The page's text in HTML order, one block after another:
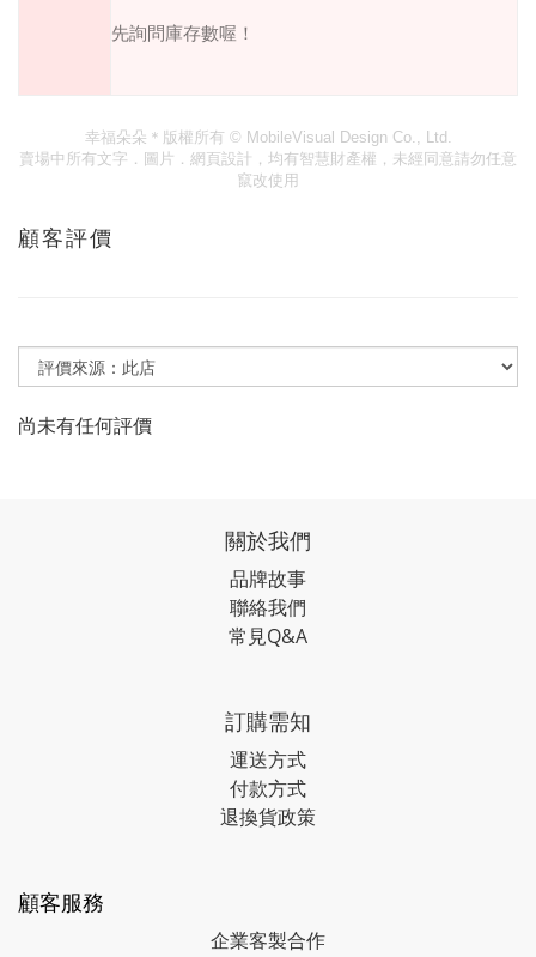
先詢問庫存數喔！
幸福朵朵＊版權所有 © MobileVisual Design Co., Ltd.
賣場中所有文字．圖片．網頁設計，均有智慧財產權，未經同意請勿任意
竄改使用
顧客評價
尚未有任何評價
關於我們
品牌故事
聯絡我們
常見Q&A
訂購需知
運送方式
付款方式
退換貨政策
顧客服務
企業客製合作